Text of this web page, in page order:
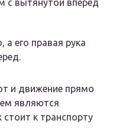
с вытянутой вперед
его правая рука
и движение прямо
являются
стоит к транспорту